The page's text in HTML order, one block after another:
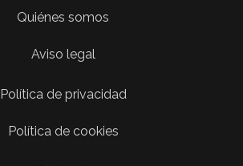
Quiénes somos
Aviso legal
Política de privacidad
Política de cookies